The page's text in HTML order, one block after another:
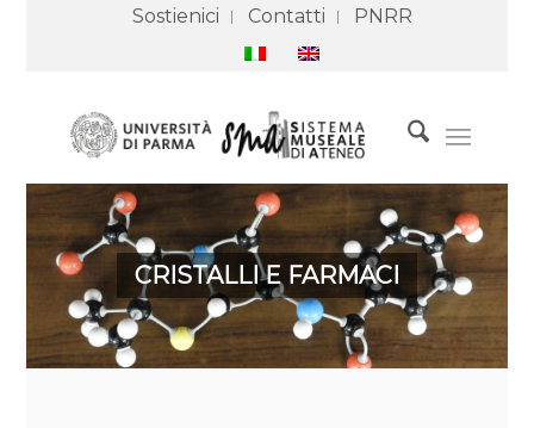
Sostienici Contatti PNRR
CRISTALLI E FARMACI